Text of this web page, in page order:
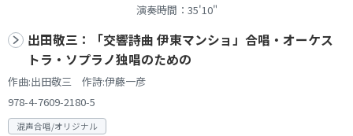
演奏時間：35'10"
出田敬三：「交響詩曲 伊東マンショ」合唱・オーケス
トラ・ソプラノ独唱のための
作曲:出田敬三 作詩:伊藤一彦
978-4-7609-2180-5
混声合唱/オリジナル